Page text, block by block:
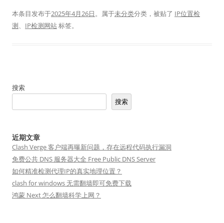
本条目发布于2025年4月26日。属于未分类分类，被贴了 IP位置检
测、 IP检测网站标签。
搜索
搜索
近期文章
Clash Verge 客户端再曝新问题，存在远程代码执行漏洞
免费公共 DNS 服务器大全 Free Public DNS Server
如何精准检测代理IP的真实地理位置？
clash for windows 无需翻墙即可免费下载
鸿蒙 Next 怎么翻墙科学上网？